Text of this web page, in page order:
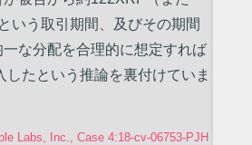
いう取引期間、及びその期間
な分配を合理的に想定すれば
したという推論を裏付けていま
Labs, Inc., Case 4:18-cv-06753-PJH